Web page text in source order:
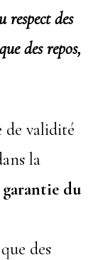
respect des
des repos,
de validité
la
garantie du
des